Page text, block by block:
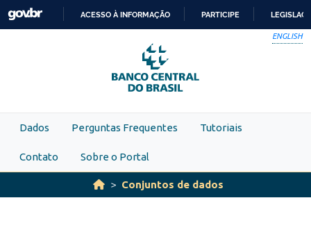
Skip to main content
PARA
O
CONTEÚDO
ACESSO À INFORMAÇÃO PARTICIPE
ENGLISH
Dados Perguntas Frequentes Tutoriais
Contato Sobre o Portal
Conjuntos de dados